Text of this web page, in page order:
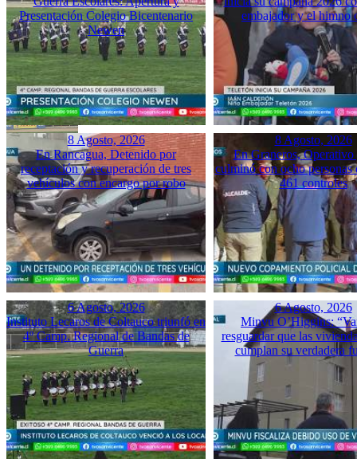
Presentación Colegio Bicentenario
Newen
embajador y el himno
8 Agosto, 2026
En Rancagua, Detenido por
receptación y recuperación de tres
vehículos con encargo por robo
8 Agosto, 2026
En Graneros,
culminó con ocho personas
461 controles
6 Agosto, 2026
Instituto Lecaros de Coltauco triunfó en
4º Camp. Regional de Bandas de
Guerra
6 Agosto, 2026
Minvu O’Higgins:
resguardar que las
cumplan su verdadera